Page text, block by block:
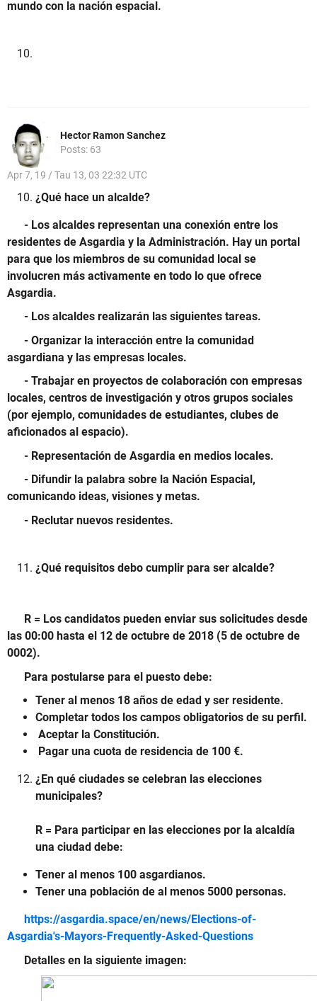
mundo con la nación espacial.
Hector Ramon Sanchez
Posts: 63
Apr 7, 19 / Tau 13, 03 22:32 UTC
¿Qué hace un alcalde?
- Los alcaldes representan una conexión entre los
residentes de Asgardia y la Administración. Hay un portal
para que los miembros de su comunidad local se
involucren más activamente en todo lo que ofrece
Asgardia.
- Los alcaldes realizarán las siguientes tareas.
- Organizar la interacción entre la comunidad
asgardiana y las empresas locales.
- Trabajar en proyectos de colaboración con empresas
locales, centros de investigación y otros grupos sociales
(por ejemplo, comunidades de estudiantes, clubes de
aficionados al espacio).
- Representación de Asgardia en medios locales.
- Difundir la palabra sobre la Nación Espacial,
comunicando ideas, visiones y metas.
- Reclutar nuevos residentes.
¿Qué requisitos debo cumplir para ser alcalde?
R = Los candidatos pueden enviar sus solicitudes desde
las 00:00 hasta el 12 de octubre de 2018 (5 de octubre de
0002).
Para postularse para el puesto debe:
Tener al menos 18 años de edad y ser residente.
Completar todos los campos obligatorios de su perfil.
Aceptar la Constitución.
Pagar una cuota de residencia de 100 €.
¿En qué ciudades se celebran las elecciones
municipales?
R = Para participar en las elecciones por la alcaldía
una ciudad debe:
Tener al menos 100 asgardianos.
Tener una población de al menos 5000 personas.
https://asgardia.space/en/news/Elections-of-
Asgardia's-Mayors-Frequently-Asked-Questions
Detalles en la siguiente imagen: